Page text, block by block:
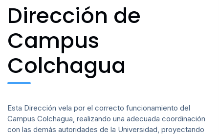
Campus
Plan de Desarrollo
Dirección de
Campus
Colchagua
Esta Dirección vela por el correcto funcionamiento del
Campus Colchagua, realizando una adecuada coordinación
con las demás autoridades de la Universidad, proyectando